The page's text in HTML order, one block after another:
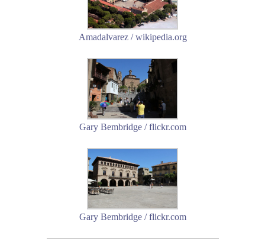
Amadalvarez / wikipedia.org
Gary Bembridge / flickr.com
Gary Bembridge / flickr.com